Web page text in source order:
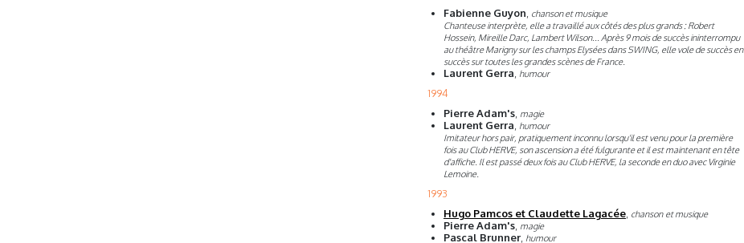
Fabienne Guyon chanson et musique
Chanteuse interprète, elle a travaillé aux côtés des plus grands : Robert
Hossein, Mireille Darc, Lambert Wilson... Après 9 mois de succès ininterrompu
au théâtre Marigny sur les champs Elysées dans SWING, elle vole de succès en
succès sur toutes les grandes scènes de France.
Laurent Gerra humour
1994
Pierre Adam's, magie
Laurent Gerra humour
Imitateur hors pair, pratiquement inconnu lorsqu'il est venu pour la première
fois au Club HERVE, son ascension a été fulgurante et il est maintenant en tête
d'affiche. Il est passé deux fois au Club HERVE, la seconde en duo avec Virginie
Lemoine.
1993
Hugo Pamcos et Claudette Lagacée, chanson et musique
Pierre Adam's, magie
Pascal Brunner, humour